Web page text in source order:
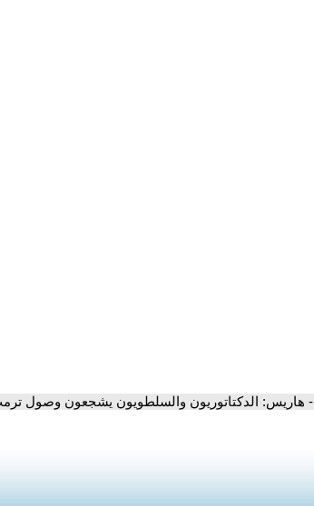
- هاريس: الدكتاتوريون والسلطويون يشجعون وصول